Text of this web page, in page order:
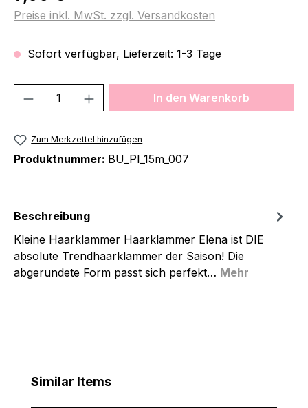
Preise inkl. MwSt. zzgl. Versandkosten
Sofort verfügbar, Lieferzeit: 1-3 Tage
Produkt Anzahl: Gib denIn den Warenkorb
Zum Merkzettel hinzufügen
Produktnummer: BU_PI_15m_007
Beschreibung
Kleine Haarklammer Haarklammer Elena ist DIE
absolute Trendhaarklammer der Saison! Die
abgerundete Form passt sich perfekt… Mehr
Produktgalerie überspringen
Similar Items